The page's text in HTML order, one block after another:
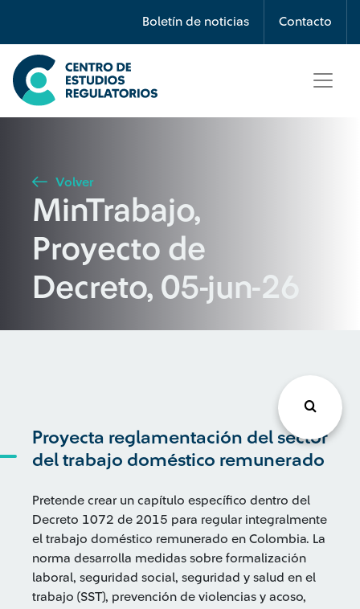
Boletín de noticias Contacto
Búsqueda
Seleccione país
Buscar
Volver
MinTrabajo,
Proyecto de
Decreto, 05-jun-26
Proyecta reglamentación del sector
del trabajo doméstico remunerado
Pretende crear un capítulo específico dentro del
Decreto 1072 de 2015 para regular integralmente
el trabajo doméstico remunerado en Colombia. La
norma desarrolla medidas sobre formalización
laboral, seguridad social, seguridad y salud en el
trabajo (SST), prevención de violencias y acoso,